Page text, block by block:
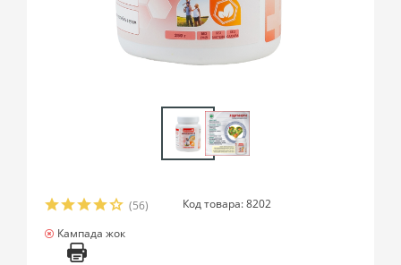
(56)
Код товара: 8202
Кампада жок